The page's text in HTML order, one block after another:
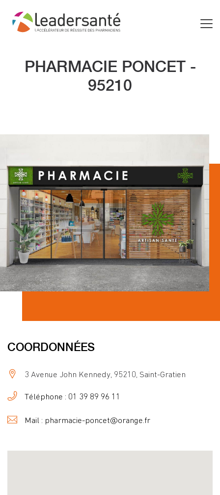
PHARMACIE PONCET -
95210
COORDONNÉES
3 Avenue John Kennedy, 95210, Saint-Gratien
Téléphone : 01 39 89 96 11
Mail : pharmacie-poncet@orange.fr